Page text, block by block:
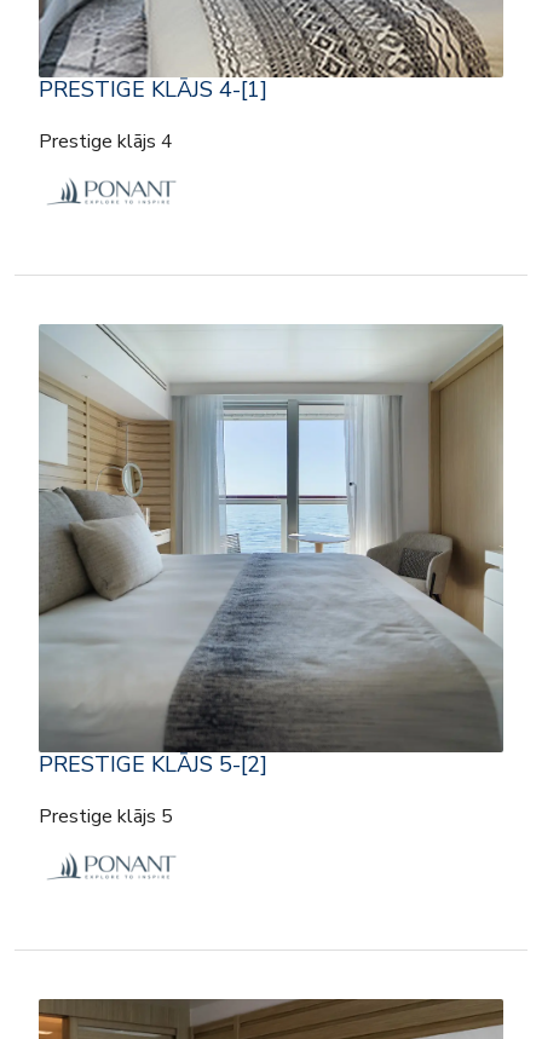
PRESTIGE KLĀJS 4-[1]
Prestige klājs 4
PRESTIGE KLĀJS 5-[2]
Prestige klājs 5